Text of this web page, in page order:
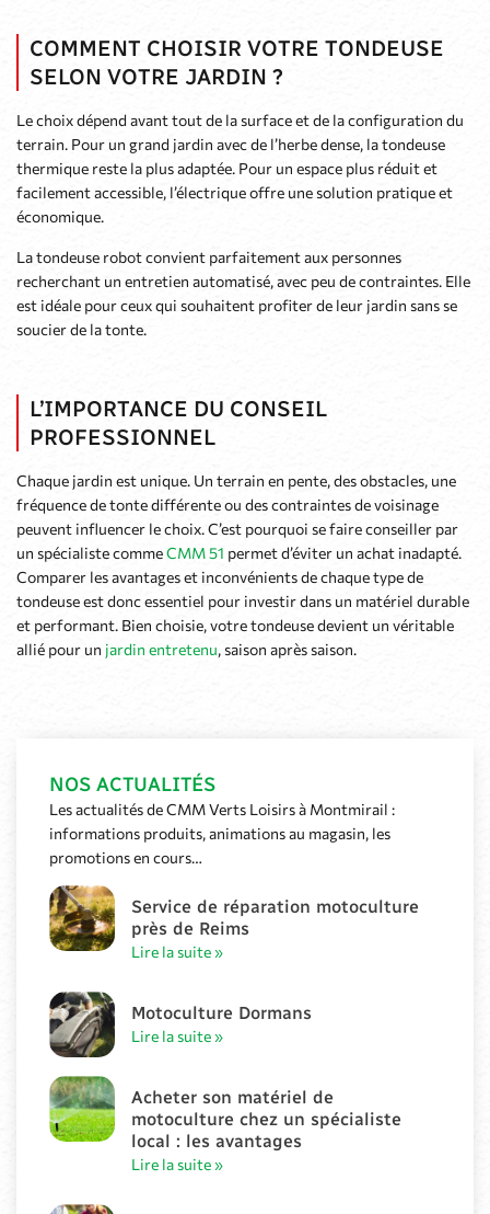
COMMENT CHOISIR VOTRE TONDEUSE
SELON VOTRE JARDIN ?
Le choix dépend avant tout de la surface et de la configuration du
terrain. Pour un grand jardin avec de l’herbe dense, la tondeuse
thermique reste la plus adaptée. Pour un espace plus réduit et
facilement accessible, l’électrique offre une solution pratique et
économique.
La tondeuse robot convient parfaitement aux personnes
recherchant un entretien automatisé, avec peu de contraintes. Elle
est idéale pour ceux qui souhaitent profiter de leur jardin sans se
soucier de la tonte.
L’IMPORTANCE DU CONSEIL
PROFESSIONNEL
Chaque jardin est unique. Un terrain en pente, des obstacles, une
fréquence de tonte différente ou des contraintes de voisinage
peuvent influencer le choix. C’est pourquoi se faire conseiller par
un spécialiste commeCMM 51 permet d’éviter un achat inadapté.
Comparer les avantages et inconvénients de chaque type de
tondeuse est donc essentiel pour investir dans un matériel durable
et performant. Bien choisie, votre tondeuse devient un véritable
allié pour un jardin entretenu, saison après saison.
NOS ACTUALITÉS
Les actualités de CMM Verts Loisirs à Montmirail :
informations produits, animations au magasin, les
promotions en cours…
Service de réparation motoculture
près de Reims
Lire la suite »
Motoculture Dormans
Lire la suite »
Acheter son matériel de
motoculture chez un spécialiste
local : les avantages
Lire la suite »